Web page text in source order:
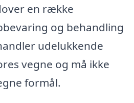
en række
og behandling
udelukkende
vegne og må ikke
formål.